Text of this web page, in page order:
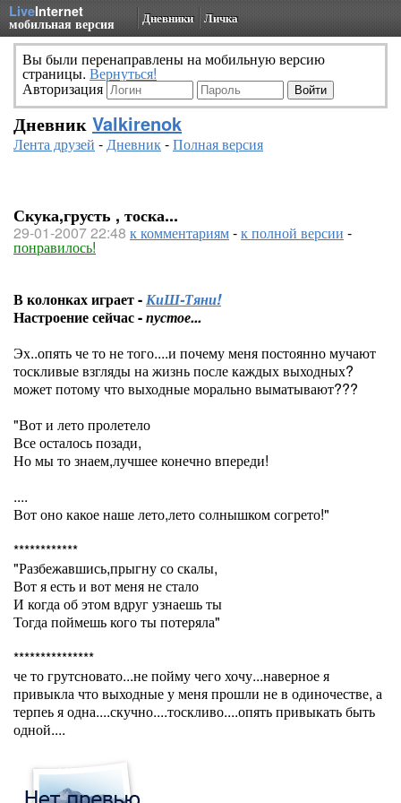
LiveInternet
мобильная версия Дневники Личка
Вы были перенаправлены на мобильную версию
страницы. Вернуться!
Авторизация
Дневник Valkirenok
Лента друзей -Дневник-Полная версия
Скука,грусть , тоска...
29-01-2007 22:48 к комментариям-к полной версии -
понравилось!
В колонках играет -КиШ-Тяни!
Настроение сейчас -пустое...
Эх..опять че то не того....и почему меня постоянно мучают
тоскливые взгляды на жизнь после каждых выходных?
может потому что выходные морально выматывают???
"Вот и лето пролетело
Все осталось позади,
Но мы то знаем,лучшее конечно впереди!
....
Вот оно какое наше лето,лето солнышком согрето!"
************
"Разбежавшись,прыгну со скалы,
Вот я есть и вот меня не стало
И когда об этом вдруг узнаешь ты
Тогда поймешь кого ты потеряла"
***************
че то грутсновато...не пойму чего хочу...наверное я
привыкла что выходные у меня прошли не в одиночестве, а
терпеь я одна....скучно....тоскливо....опять привыкать быть
одной....